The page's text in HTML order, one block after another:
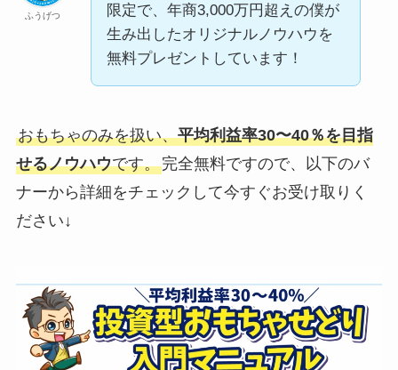
ふうげつ
限定で、年商3,000万円超えの僕が
生み出したオリジナルノウハウを
無料プレゼントしています！
おもちゃのみを扱い、平均利益率30〜40％を目指
せるノウハウです。完全無料ですので、以下のバ
ナーから詳細をチェックして今すぐお受け取りく
ださい↓